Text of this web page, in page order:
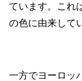
ています。これ
の色に由来して
一方でヨーロッ